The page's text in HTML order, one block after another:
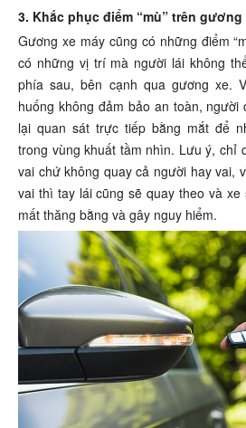
3. Khắc phục điểm “mù” trên gương
Gương xe máy cũng có những điểm
có những vị trí mà người lái không
phía sau, bên cạnh qua gương xe.
huống không đảm bảo an toàn, người
lại quan sát trực tiếp bằng mắt để
trong vùng khuất tầm nhìn. Lưu ý, chỉ
vai chứ không quay cả người hay vai,
vai thì tay lái cũng sẽ quay theo và
mất thăng bằng và gây nguy hiểm.